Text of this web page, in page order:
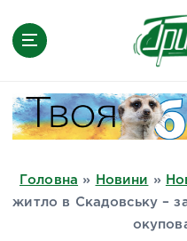
Головна » Новини »
житло в Скадовську –